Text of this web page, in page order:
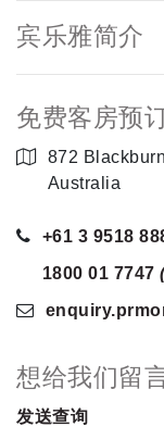
宾乐雅简介
免费客房预
872
Australia
+61 3 9518
1800 01 7747
想给我们留
发送查询